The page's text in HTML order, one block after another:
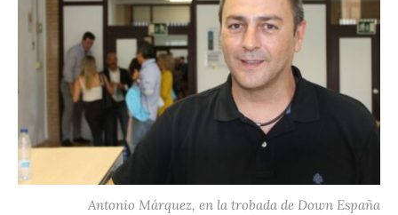
Antonio Márquez, en la trobada de Down España